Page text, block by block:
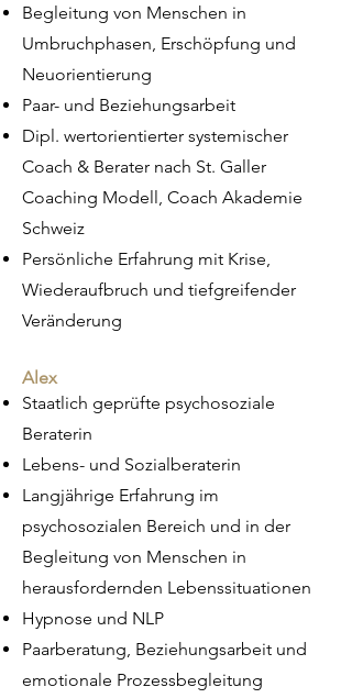
Begleitung von Menschen in
Umbruchphasen, Erschöpfung und
Neuorientierung
Paar- und Beziehungsarbeit
Dipl. wertorientierter systemischer
Coach & Berater nach St. Galler
Coaching Modell, Coach Akademie
Schweiz
Persönliche Erfahrung mit Krise,
Wiederaufbruch und tiefgreifender
Veränderung
Alex
Staatlich geprüfte psychosoziale
Beraterin
Lebens- und Sozialberaterin
Langjährige Erfahrung im
psychosozialen Bereich und in der
Begleitung von Menschen in
herausfordernden Lebenssituationen
Hypnose und NLP
Paarberatung, Beziehungsarbeit und
emotionale Prozessbegleitung